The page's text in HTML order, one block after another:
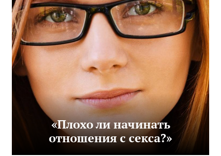
«Плохо ли начинать
отношения с секса?»